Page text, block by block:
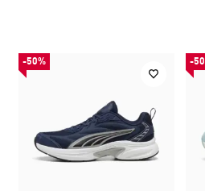
-50% -